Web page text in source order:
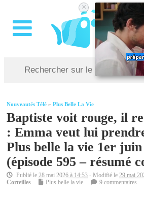
Nouveautés Télé »Plus Belle La Vie
Baptiste voit rouge, il
: Emma veut lui
Plus belle la vie 1er juin
(épisode 595 – résumé
Publié le28 mai 2026 à 14:53 - Modifié le29 mai
Corteilles
Plus belle la vie 9 commentaires
×